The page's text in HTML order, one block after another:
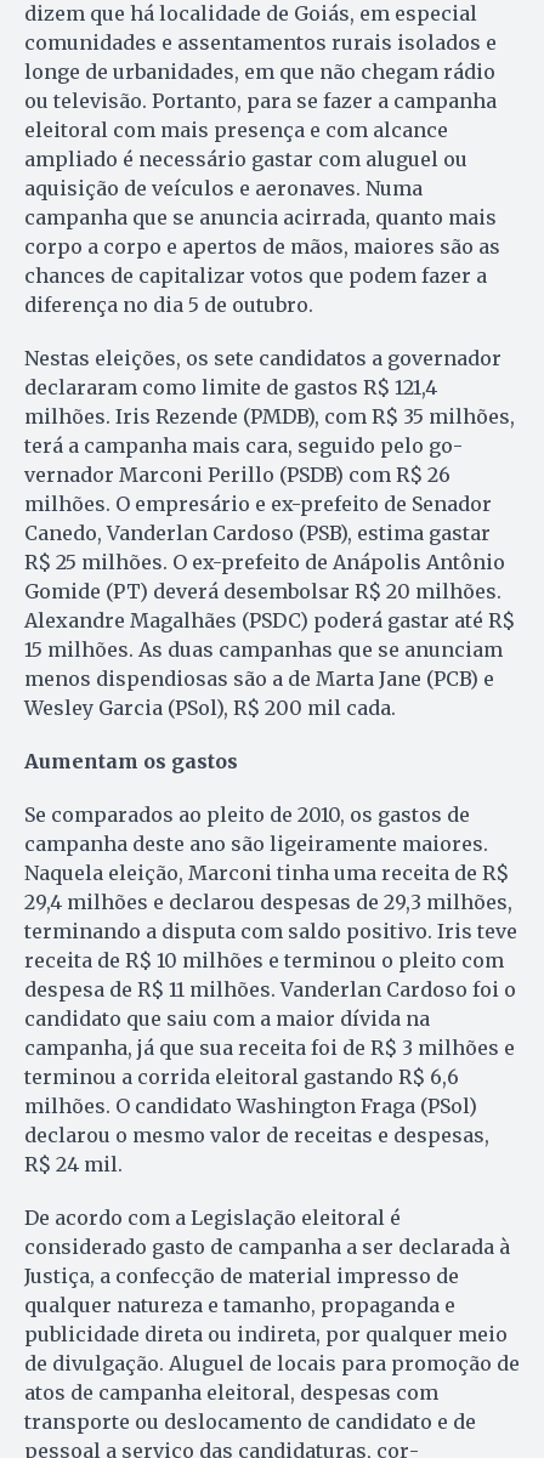
dizem que há localidade de Goiás, em especial
comunidades e assentamentos rurais isolados e
longe de urbanidades, em que não chegam rádio
ou televisão. Portanto, para se fazer a campanha
eleitoral com mais presença e com alcance
ampliado é necessário gastar com aluguel ou
aquisição de veículos e aeronaves. Numa
campanha que se anuncia acirrada, quanto mais
corpo a corpo e apertos de mãos, maiores são as
chances de capitalizar votos que podem fazer a
diferença no dia 5 de outubro.
Nestas eleições, os sete candidatos a governador
declararam como limite de gastos R$ 121,4
milhões. Iris Rezende (PMDB), com R$ 35 milhões,
terá a campanha mais cara, seguido pelo go­
vernador Marconi Perillo (PSDB) com R$ 26
milhões. O empresário e ex-prefeito de Senador
Canedo, Vanderlan Car­doso (PSB), estima gastar
R$ 25 milhões. O ex-prefeito de Anápolis Antônio
Gomide (PT) deverá desembolsar R$ 20 milhões.
Alexandre Magalhães (PSDC) poderá gastar até R$
15 milhões. As duas campanhas que se anunciam
menos dispendiosas são a de Marta Jane (PCB) e
Wes­ley Garcia (PSol), R$ 200 mil cada.
Aumentam os gastos
Se comparados ao pleito de 2010, os gastos de
campanha deste ano são ligeiramente maiores.
Naquela eleição, Marconi tinha uma receita de R$
29,4 milhões e declarou despesas de 29,3 milhões,
terminando a disputa com saldo positivo. Iris teve
receita de R$ 10 milhões e terminou o pleito com
despesa de R$ 11 milhões. Vanderlan Cardoso foi o
candidato que saiu com a maior dívida na
campanha, já que sua receita foi de R$ 3 milhões e
terminou a corrida eleitoral gastando R$ 6,6
milhões. O candidato Washington Fraga (PSol)
declarou o mesmo valor de receitas e despesas,
R$ 24 mil.
De acordo com a Legislação e­lei­toral é
considerado gasto de campanha a ser declarada à
Justiça, a confecção de material impresso de
qualquer natureza e tamanho, propaganda e
publicidade direta ou indireta, por qualquer meio
de divulgação. Aluguel de locais para promoção de
atos de campanha e­leitoral, despesas com
transporte ou deslocamento de candidato e de
pessoal a serviço das candidaturas, cor­